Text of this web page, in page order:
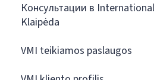
Консультации в
Klaipėda
VMI teikiamos paslaugos